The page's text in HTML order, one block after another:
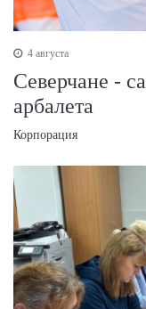
4 августа
Северчане -
арбалета
Корпорация